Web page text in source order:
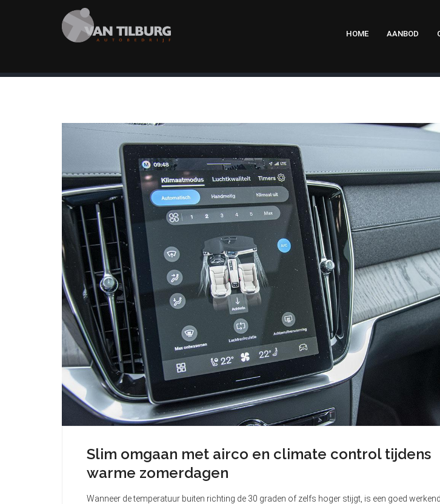
HOME AANBOD
Slim omgaan met airco en climate control tijdens
warme zomerdagen
Wanneer de temperatuur buiten richting de 30 graden of zelfs hoger stijgt, is een goed